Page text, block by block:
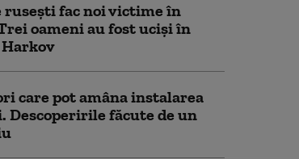
fac noi victime în
oameni au fost uciși în
care pot amâna instalarea
Descoperirile făcute de un